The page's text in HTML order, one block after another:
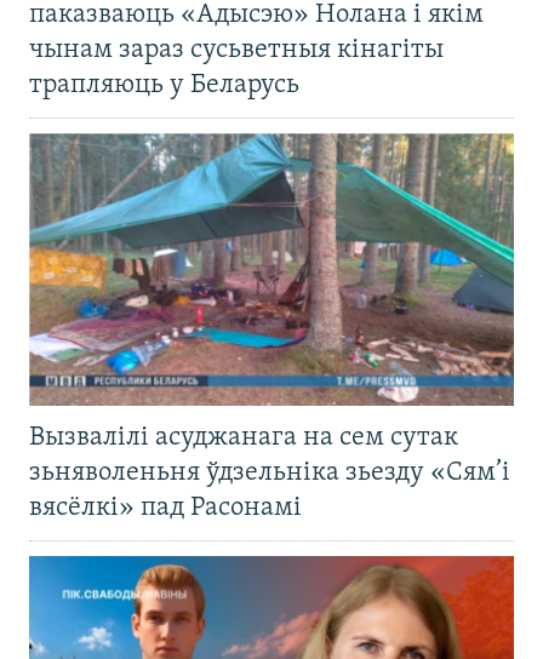
паказваюць «Адысэю» Нолана і якім
чынам зараз сусьветныя кінагіты
трапляюць у Беларусь
Вызвалілі асуджанага на сем сутак
зьняволеньня ўдзельніка зьезду «Сям’і
вясёлкі» пад Расонамі